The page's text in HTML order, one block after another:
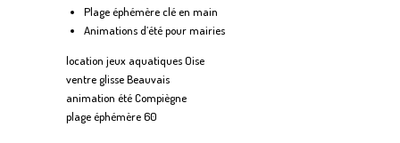
Plage éphémère clé en main
Animations d’été pour mairies
location jeux aquatiques Oise
ventre glisse Beauvais
animation été Compiègne
plage éphémère 60